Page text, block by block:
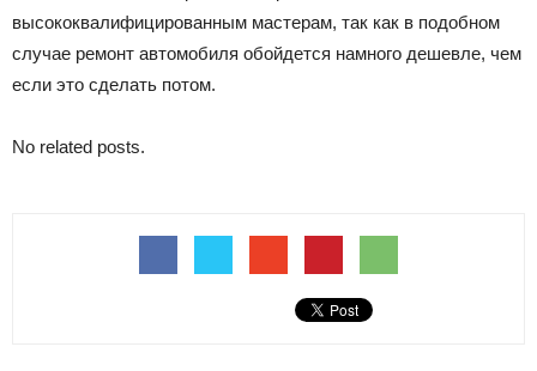
высококвалифицированным мастерам, так как в подобном
случае ремонт автомобиля обойдется намного дешевле, чем
если это сделать потом.
No related posts.